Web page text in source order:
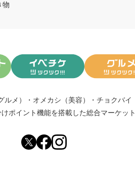
物
ルメ） ・ オメカシ（美容） ・ チョクバイ
けポイント機能を搭載した総合マーケッ